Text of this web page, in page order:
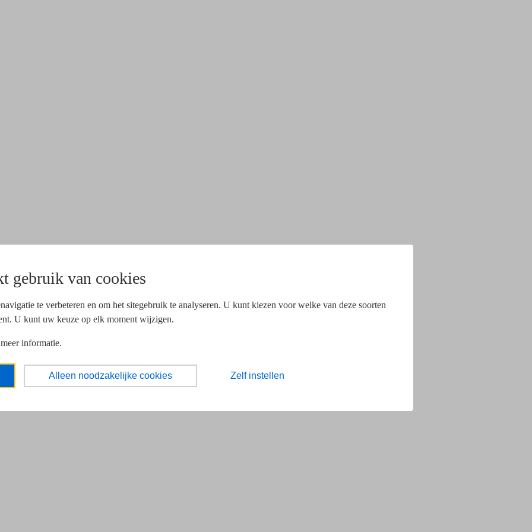
gebruik van cookies
te verbeteren en om het sitegebruik te analyseren. U kunt kiezen voor welke van deze soorten
U kunt uw keuze op elk moment wijzigen.
informatie.
Alleen noodzakelijke cookies Zelf instellen